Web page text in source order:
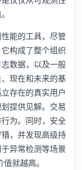
能的工具，尽管
构成了整个组织
数据，以及一般
现在和未来的基
存在的真实用户
提供见解。交易
为。同时，安全
，并发现高级持
异常检测等场景
就越高。